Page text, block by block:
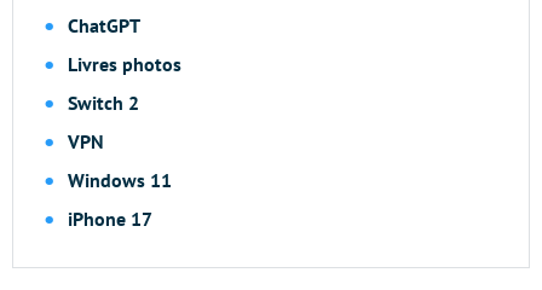
ChatGPT
Livres photos
Switch 2
VPN
Windows 11
iPhone 17